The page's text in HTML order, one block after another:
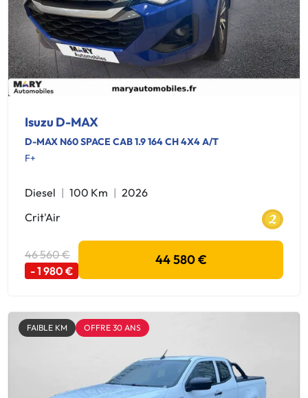
Isuzu D-MAX
D-MAX N60 SPACE CAB 1.9 164 CH 4X4 A/T
F+
Diesel 100 Km
2026
Crit'Air
46 560 €
- 1 980 €
44 580 €
FAIBLE KM OFFRE 30 ANS